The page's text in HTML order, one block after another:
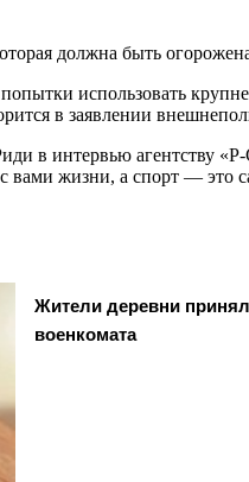
должна быть
использовать
в заявлении
в интервью агентству
с вами жизни, а спорт —
Жители деревни
военкомата